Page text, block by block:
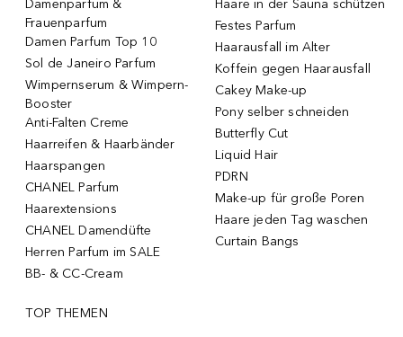
Damenparfum &
Frauenparfum
Damen Parfum Top 10
Sol de Janeiro Parfum
Wimpernserum & Wimpern-
Booster
Anti-Falten Creme
Haarreifen & Haarbänder
Haarspangen
CHANEL Parfum
Haarextensions
CHANEL Damendüfte
Herren Parfum im SALE
BB- & CC-Cream
Haare in der Sauna schützen
Festes Parfum
Haarausfall im Alter
Koffein gegen Haarausfall
Cakey Make-up
Pony selber schneiden
Butterfly Cut
Liquid Hair
PDRN
Make-up für große Poren
Haare jeden Tag waschen
Curtain Bangs
TOP THEMEN